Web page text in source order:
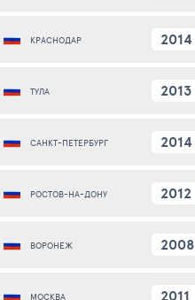
КРАСНОДАР 2014
ТУЛА 2013
САНКТ-ПЕТЕРБУРГ 2014
РОСТОВ-НА-ДОНУ 2012
ВОРОНЕЖ 2008
МОСКВА